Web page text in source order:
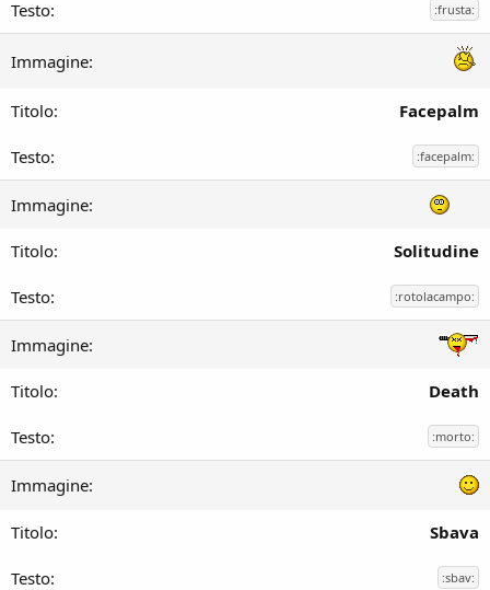
:frusta:
Facepalm
:facepalm:
Solitudine
:rotolacampo:
Death
:morto:
Sbava
:sbav: